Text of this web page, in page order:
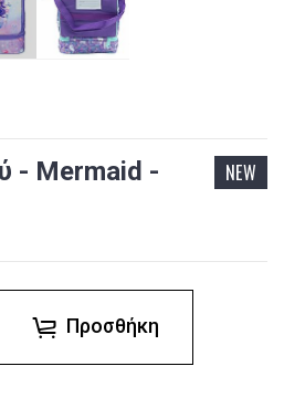
- Mermaid -
NEW
Προσθήκη